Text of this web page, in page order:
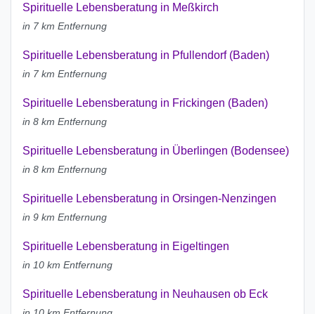
Spirituelle Lebensberatung in Meßkirch
in 7 km Entfernung
Spirituelle Lebensberatung in Pfullendorf (Baden)
in 7 km Entfernung
Spirituelle Lebensberatung in Frickingen (Baden)
in 8 km Entfernung
Spirituelle Lebensberatung in Überlingen (Bodensee)
in 8 km Entfernung
Spirituelle Lebensberatung in Orsingen-Nenzingen
in 9 km Entfernung
Spirituelle Lebensberatung in Eigeltingen
in 10 km Entfernung
Spirituelle Lebensberatung in Neuhausen ob Eck